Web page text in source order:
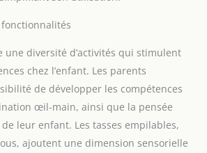
de problèmes et
Les bébés apprécieront
d'empiler et de mettre
les gobelets empilables
les uns dans les autres,
tandis que le puzzle
miroir améliore la
perception de soi et
une diversité d’activités qui stimulent
chez l’enfant. Les parents
de développer les compétences
œil-main, ainsi que la pensée
leur enfant. Les tasses empilables,
ajoutent une dimension sensorielle